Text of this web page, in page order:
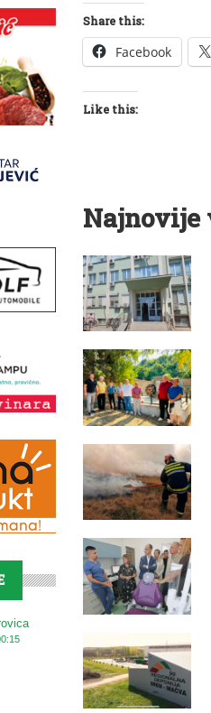
Share this:
Facebook
Like this:
Najnovije